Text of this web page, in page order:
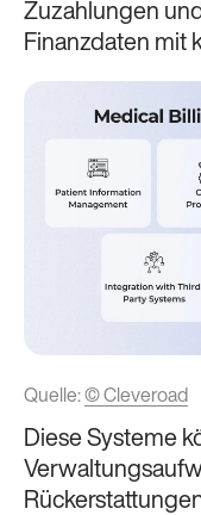
Zuzahlungen
Finanzdaten mit
Quelle:© Cleveroad
Diese Systeme